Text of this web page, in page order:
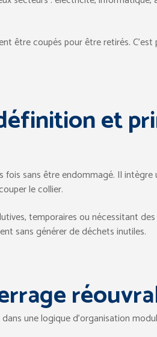
être coupés pour être retirés.
et
sans être endommagé. Il intègre
le collier.
temporaires ou nécessitant
sans générer de déchets inutiles.
une logique d’organisation